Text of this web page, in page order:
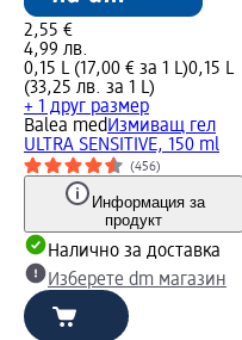
2,55 €
4,99 лв.
0,15 L (17,00 € за 1 L)0,15 L
(33,25 лв. за 1 L)
+ 1 друг размер
Balea medИзмиващ гел
ULTRA SENSITIVE, 150 ml
(456)
Информация за
продукт
Налично за доставка
Изберете dm магазин